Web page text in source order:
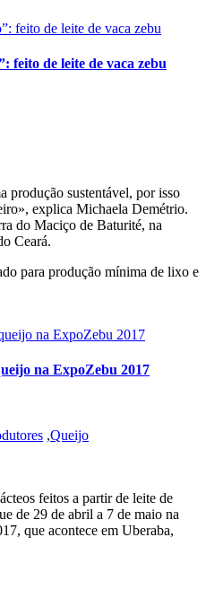
feito de leite de vaca zebu
produção sustentável, por isso
explica Michaela Demétrio.
do Maciço de Baturité, na
Ceará.
para produção mínima de lixo e
na ExpoZebu 2017
,Queijo
feitos a partir de leite de
de 29 de abril a 7 de maio na
que acontece em Uberaba,